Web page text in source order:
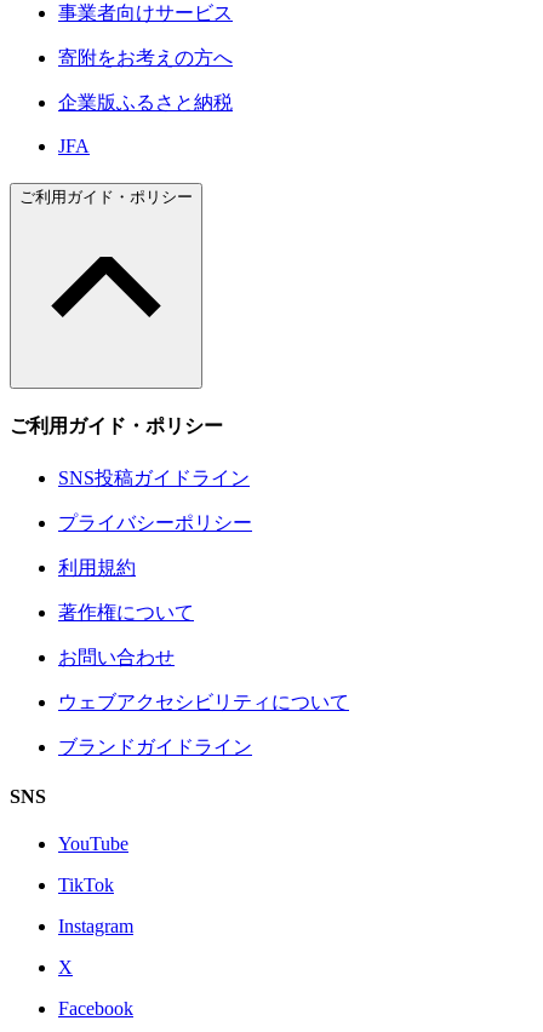
事業者向けサービス
寄附をお考えの方へ
企業版ふるさと納税
JFA
ご利用ガイド・ポリシー
ご利用ガイド・ポリシー
SNS投稿ガイドライン
プライバシーポリシー
利用規約
著作権について
お問い合わせ
ウェブアクセシビリティについて
ブランドガイドライン
SNS
YouTube
TikTok
Instagram
X
Facebook